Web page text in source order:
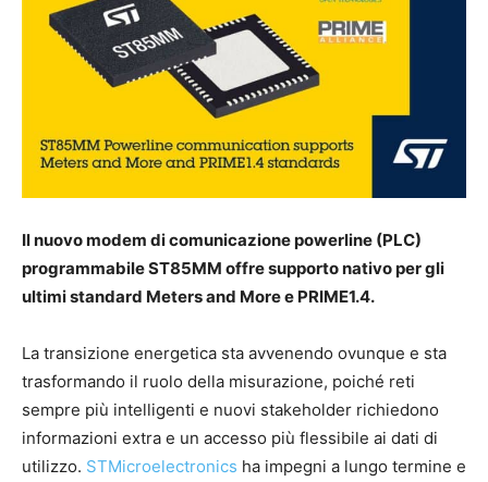
Il nuovo modem di comunicazione powerline (PLC)
programmabile ST85MM offre supporto nativo per gli
ultimi standard Meters and More e PRIME1.4.
La transizione energetica sta avvenendo ovunque e sta
trasformando il ruolo della misurazione, poiché reti
sempre più intelligenti e nuovi stakeholder richiedono
informazioni extra e un accesso più flessibile ai dati di
utilizzo. STMicroelectronics ha impegni a lungo termine e